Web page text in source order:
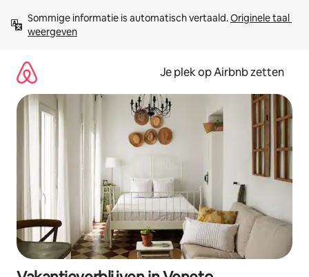
direct
naar
Sommige informatie is automatisch vertaald. Originele taal
weergeven
Je plek op Airbnb zetten